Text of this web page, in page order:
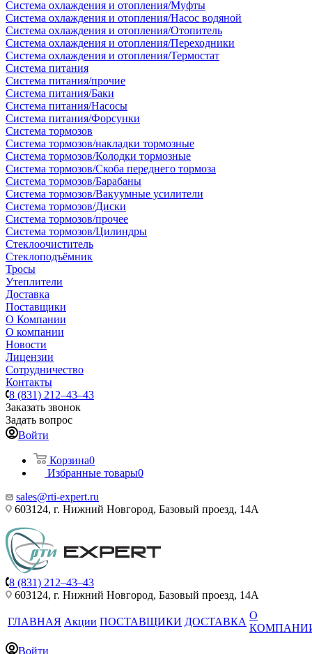
Система охлаждения и отопления/Муфты
Система охлаждения и отопления/Насос водяной
Система охлаждения и отопления/Отопитель
Система охлаждения и отопления/Переходники
Система охлаждения и отопления/Термостат
Система питания
Система питания/прочие
Система питания/Баки
Система питания/Насосы
Система питания/Форсунки
Система тормозов
Система тормозов/накладки тормозные
Система тормозов/Колодки тормозные
Система тормозов/Скоба переднего тормоза
Система тормозов/Барабаны
Система тормозов/Вакуумные усилители
Система тормозов/Диски
Система тормозов/прочее
Система тормозов/Цилиндры
Стеклоочиститель
Стеклоподъёмник
Тросы
Утеплители
Доставка
Поставщики
О Компании
О компании
Новости
Лицензии
Сотрудничество
Контакты
8 (831) 212–43–43
Заказать звонок
Задать вопрос
Войти
Корзина0
Избранные товары0
sales@rti-expert.ru
603124, г. Нижний Новгород, Базовый проезд, 14А
8 (831) 212–43–43
603124, г. Нижний Новгород, Базовый проезд, 14А
ГЛАВНАЯ Акции ПОСТАВЩИКИ ДОСТАВКА
О
Войти